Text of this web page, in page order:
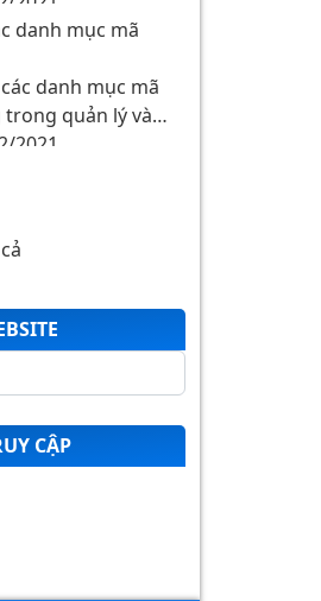
danh mục mã
danh mục mã
quản lý và
chi phí khám
2021
quản lý và
CẬP